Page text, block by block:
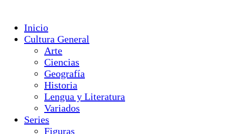
Inicio
Cultura General
Arte
Ciencias
Geografía
Historia
Lengua y Literatura
Variados
Series
Figuras